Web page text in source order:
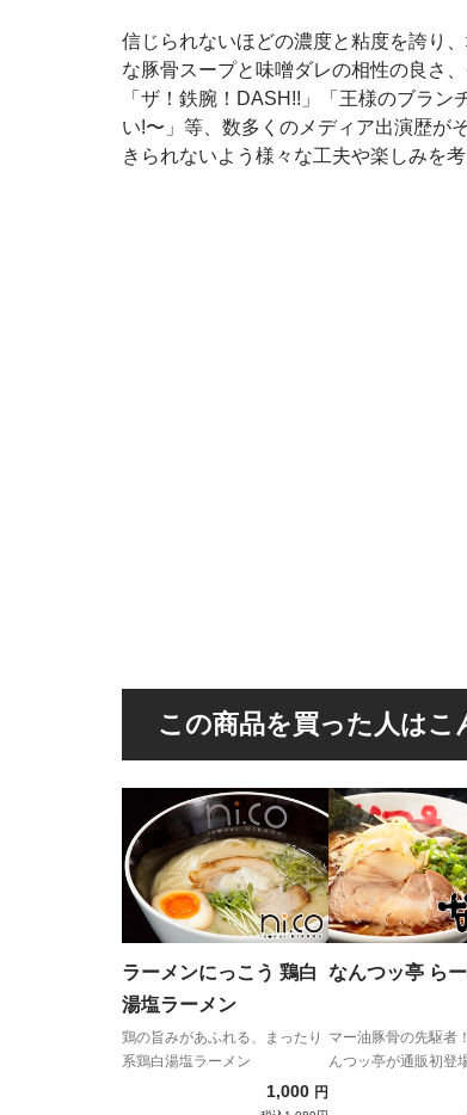
信じられないほどの濃度と粘度を誇り
な豚骨スープと味噌ダレの相性の良さ
「ザ！鉄腕！DASH!!」「王様のブラ
い!〜」等、数多くのメディア出演歴が
きられないよう様々な工夫や楽しみを
この商品を買った人は
ラーメンにっこう 鶏白
湯塩ラーメン
鶏の旨みがあふれる、まったり
系鶏白湯塩ラーメン
1,000 円
なんつッ亭 ら
マー油豚骨の先駆者
んつッ亭が通販初登